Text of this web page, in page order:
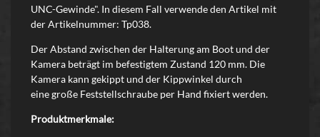
UNC-Gewinde". In diesem Fall verwende den Artikel mit
der Artikelnummer: Tp038.
Der Abstand zwischen der Halterung am Boot und der
Kamera beträgt im befestigtem Zustand 120 mm. Die
Kamera kann gekippt und der Kippwinkel durch
eine große Feststellschraube per Hand fixiert werden.
Produktmerkmale: